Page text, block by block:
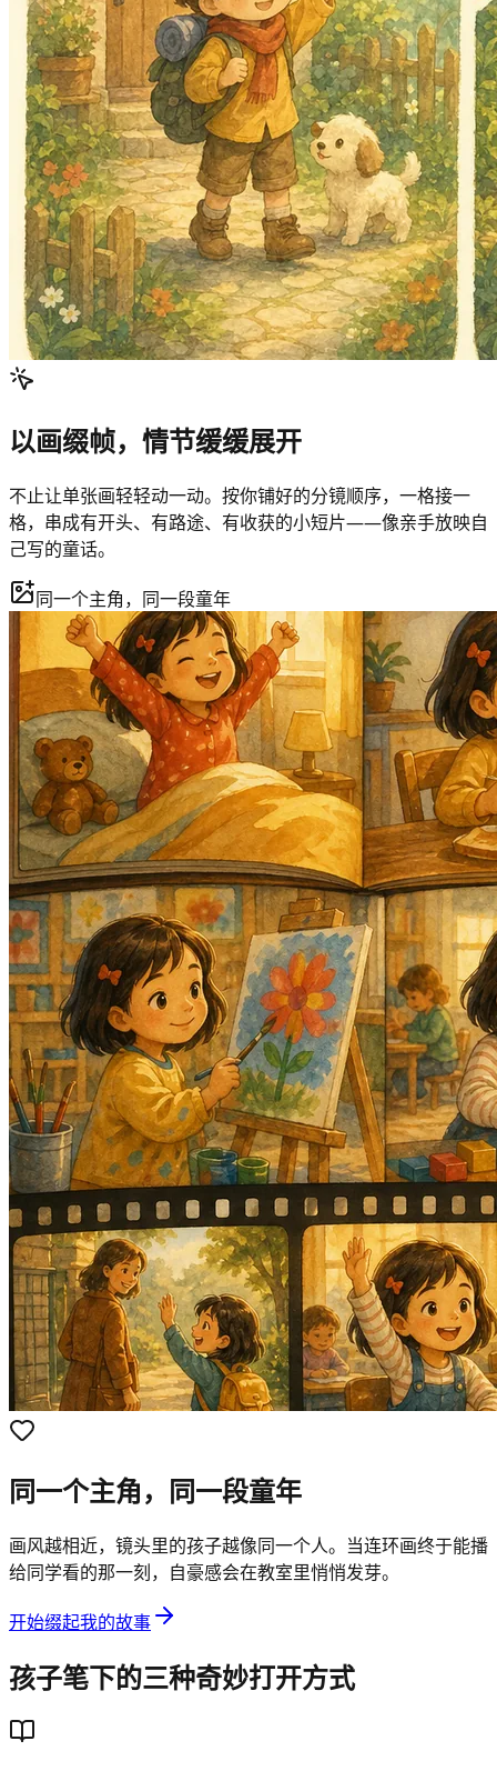
以画缀帧，情节缓缓展开
不止让单张画轻轻动一动。按你铺好的分镜顺序，一格接一
格，串成有开头、有路途、有收获的小短片——像亲手放映自
己写的童话。
同一个主角，同一段童年
同一个主角，同一段童年
画风越相近，镜头里的孩子越像同一个人。当连环画终于能播
给同学看的那一刻，自豪感会在教室里悄悄发芽。
开始缀起我的故事
孩子笔下的三种奇妙打开方式